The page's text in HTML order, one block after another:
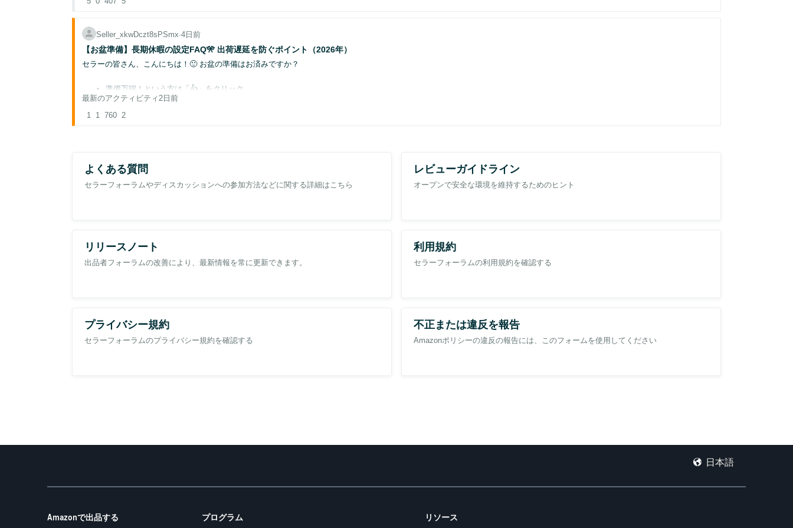
Seller_xkwDczt8sPSmx∙4日前
【お盆準備】長期休暇の設定FAQ🎌 出荷遅延を防ぐポイント（2026年）
セラーの皆さん、こんにちは！🙂 お盆の準備はお済みですか？
準備万端！という方は「👍」をクリック
まだこれから準備が必要！という方は「👎」をクリック
詳細については、以下のページをご覧ください🔍
長期休暇前に行うべき設定（出品大学）
カスタムの祝日🎌を追加する機能がご利用可能となりました。😲👉これに伴い、Amazonでは、セラーさまご自身で設定された祝日を休業日として扱い、セラーさまの営業スケ
設定の管理 をご参照ください🧐）。
お届け日時指定機能をご利用中の場合、祝日が出荷対象日として計算されます。祝日に出荷を行わないセラーさまは、配送設定 にてお届け日時指定のチェックを外してくださ
い。詳しくは出品大学：お届け日時指定機能
最新のアクティビティ 2日前
1
1 760 2
よくある質問
セラーフォーラムやディスカッションへの参加方法などに関する詳細はこちら
レビューガイドライン
オープンで安全な環境を維持するためのヒント
リリースノート
出品者フォーラムの改善により、最新情報を常に更新できます。
利用規約
セラーフォーラムの利用規約を確認する
プライバシー規約
セラーフォーラムのプライバシー規約を確認する
不正または違反を報告
Amazonポリシーの違反の報告には、このフォームを使用してください
日本語
Amazonで出品する プログラム リソース